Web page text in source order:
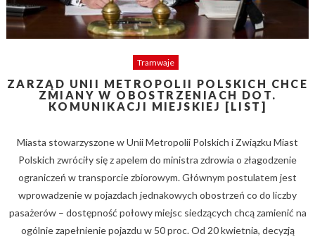
Tramwaje
ZARZĄD UNII METROPOLII POLSKICH CHCE
ZMIANY W OBOSTRZENIACH DOT.
KOMUNIKACJI MIEJSKIEJ [LIST]
Miasta stowarzyszone w Unii Metropolii Polskich i Związku Miast
Polskich zwróciły się z apelem do ministra zdrowia o złagodzenie
ograniczeń w transporcie zbiorowym. Głównym postulatem jest
wprowadzenie w pojazdach jednakowych obostrzeń co do liczby
pasażerów – dostępność połowy miejsc siedzących chcą zamienić na
ogólnie zapełnienie pojazdu w 50 proc. Od 20 kwietnia, decyzją